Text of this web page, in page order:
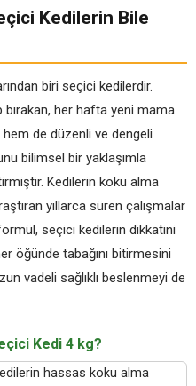
Kedilerin Bile
biri seçici kedilerdir.
bırakan, her hafta yeni mama
de düzenli ve dengeli
bilimsel bir yaklaşımla
Kedilerin koku alma
yıllarca süren çalışmalar
seçici kedilerin dikkatini
öğünde tabağını bitirmesini
vadeli sağlıklı beslenmeyi de
Kedi 4 kg?
hassas koku alma